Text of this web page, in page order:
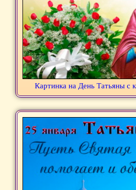
Картинка на День Татьяны с